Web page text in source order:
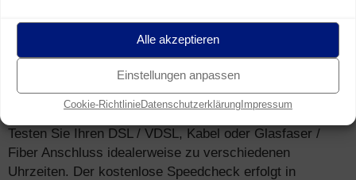
Alle akzeptieren
Einstellungen anpassen
Cookie-RichtlinieDatenschutzerklärungImpressum
Niederelbert (Breitband Messung)
Sie wohnen in Niederelbert und nutzen einen Breitband
Internet Anschluss (z.B. DSL)? Mit unserem
können Sie kostenfrei und unverbindlich die tatsächliche
Geschwindigkeit Ihres Internetanschlusses messen.
Testen Sie Ihren DSL / VDSL, Kabel oder Glasfaser /
Fiber Anschluss idealerweise zu verschiedenen
Uhrzeiten. Der kostenlose Speedcheck erfolgt in